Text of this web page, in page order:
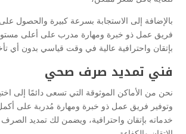
بالإضافة إلى الاستجابة بسرعة كبيرة والحصول على
فريق عمل ذو خبرة ومهارة مدرب على أعلى
بإتقان واحترافية عالية في وقت قياسي بدون أي
فني تمديد صرف صحي
نحن من الأماكن الموثوقة التي تسعى دائمًا إلى
وتوفير فريق عمل ذو خبرة ومهارة مُدربة على
خدماته بإتقان واحترافية، ويضمن لك تمديد